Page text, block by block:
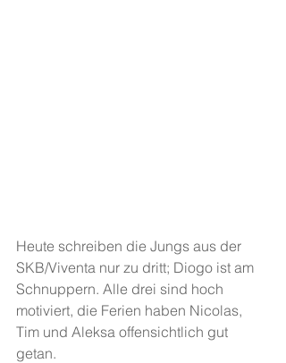
Heute schreiben die Jungs aus der
SKB/Viventa nur zu dritt; Diogo ist am
Schnuppern. Alle drei sind hoch
motiviert, die Ferien haben Nicolas,
Tim und Aleksa offensichtlich gut
getan.